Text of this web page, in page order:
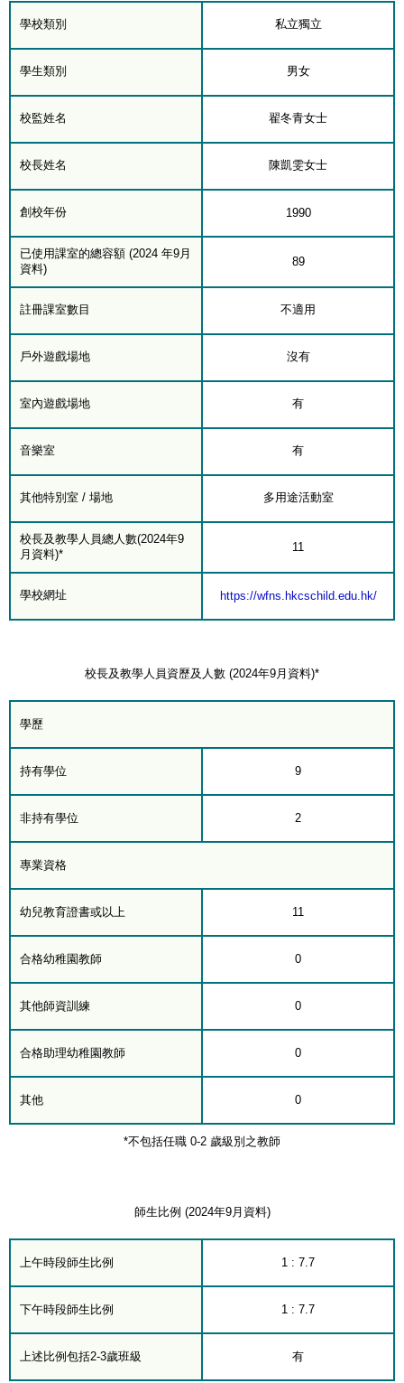
學校類別 私立獨立
學生類別 男女
校監姓名 翟冬青女士
校長姓名 陳凱雯女士
創校年份 1990
已使用課室的總容額 (2024 年9月
資料)
89
註冊課室數目 不適用
戶外遊戲場地 沒有
室內遊戲場地 有
音樂室 有
其他特別室 / 場地 多用途活動室
校長及教學人員總人數(2024年9
月資料)*
11
學校網址 https://wfns.hkcschild.edu.hk/
校長及教學人員資歷及人數 (2024年9月資料)*
學歷
持有學位 9
非持有學位 2
專業資格
幼兒教育證書或以上 11
合格幼稚園教師 0
其他師資訓練 0
合格助理幼稚園教師 0
其他 0
*不包括任職 0-2 歲級別之教師
師生比例 (2024年9月資料)
上午時段師生比例 1 : 7.7
下午時段師生比例 1 : 7.7
上述比例包括2-3歲班級 有